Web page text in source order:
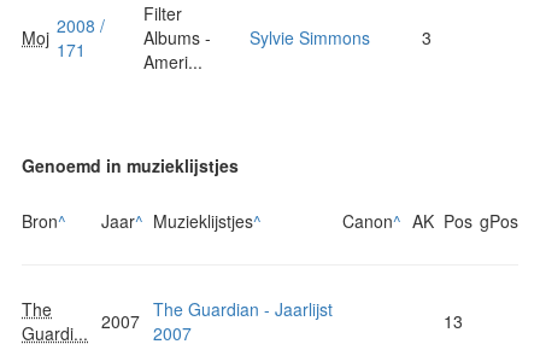
Moj 2008 /
171
Filter
Albums -
Ameri...
Sylvie Simmons 3
Genoemd in muzieklijstjes
Bron^ Jaar^ Muzieklijstjes^ Canon^ AK Pos gPos
The
Guardi... 2007 The Guardian - Jaarlijst
2007
13